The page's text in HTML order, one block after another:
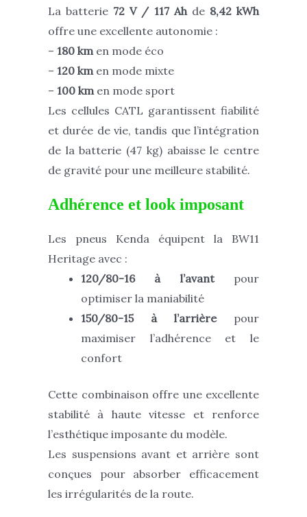
La batterie 72 V / 117 Ahde 8,42 kWh
offre une excellente autonomie :
– 180 kmen mode éco
– 120 kmen mode mixte
– 100 kmen mode sport
Les cellules CATL garantissent fiabilité
et durée de vie, tandis que l’intégration
de la batterie (47 kg) abaisse le centre
de gravité pour une meilleure stabilité.
Adhérence et look imposant
Les pneus Kenda équipent la BW11
Heritage avec :
120/80-16 à l’avantpour
optimiser la maniabilité
150/80-15 à l’arrièrepour
maximiser l’adhérence et le
confort
Cette combinaison offre une excellente
stabilité à haute vitesse et renforce
l’esthétique imposante du modèle.
Les suspensions avant et arrière sont
conçues pour absorber efficacement
les irrégularités de la route.